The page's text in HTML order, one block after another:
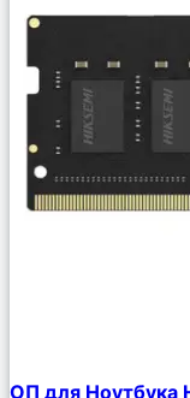
ОП для Ноутбука